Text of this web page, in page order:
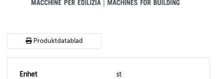
Produktdatablad
Enhet st